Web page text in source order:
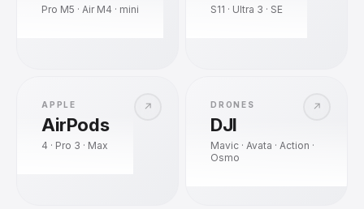
Pro M5 · Air M4 · mini S11 · Ultra 3 · SE
↗
APPLE
AirPods
4 · Pro 3 · Max
↗
DRONES
DJI
Mavic · Avata · Action ·
Osmo